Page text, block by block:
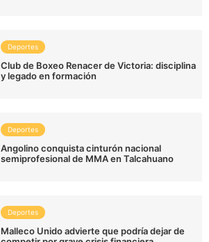
Deportes
Club de Boxeo Renacer de Victoria: disciplina
y legado en formación
Deportes
Angolino conquista cinturón nacional
semiprofesional de MMA en Talcahuano
Deportes
Malleco Unido advierte que podría dejar de